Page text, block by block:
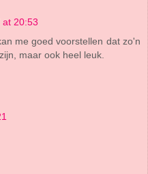
at 20:53
me goed voorstellen dat zo'n
maar ook heel leuk.